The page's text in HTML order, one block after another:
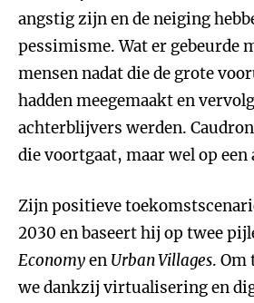
angstig zijn en de neiging
pessimisme. Wat er gebeurde
mensen nadat die de grote
hadden meegemaakt en
achterblijvers werden.
die voortgaat, maar wel op een
Zijn positieve
2030 en baseert hij op twee
Economyen Urban Villages. Om
we dankzij virtualisering en